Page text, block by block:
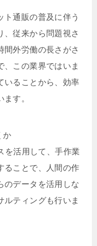
ト通販の普及に伴う
、従来から問題視さ
間外労働の長さがさ
、この業界ではいま
いることから、効率
す。
か
を活用して、手作業
ることで、人間の作
のデータを活用しな
ルティングも行いま